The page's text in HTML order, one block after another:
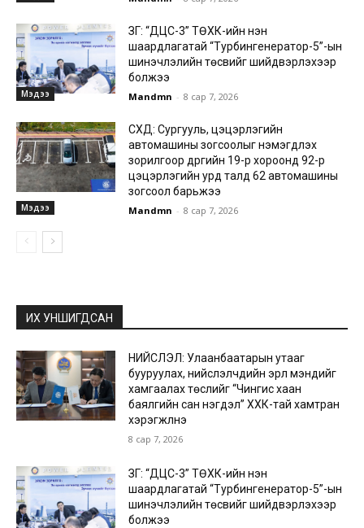
Мэдээ
ЗГ: “ДЦС-3” ТӨХК-ийн нэн
шаардлагатай “Турбингенератор-5”-ын
шинэчлэлийн төсвийг шийдвэрлэхээр
болжээ
Mandmn - 8 сар 7, 2026
Мэдээ
СХД: Сургууль, цэцэрлэгийн
автомашины зогсоолыг нэмэгдүүлэх
зорилгоор дүүргийн 19-р хороонд 92-р
цэцэрлэгийн урд талд 62 автомашины
зогсоол барьжээ
Mandmn - 8 сар 7, 2026
ИХ УНШИГДСАН
НИЙСЛЭЛ: Улаанбаатарын утааг
бууруулах, нийслэлчүүдийн эрүүл мэндийг
хамгаалах төслийг “Чингис хаан
баялгийн сан нэгдэл” ХХК-тай хамтран
хэрэгжүүлнэ
8 сар 7, 2026
ЗГ: “ДЦС-3” ТӨХК-ийн нэн
шаардлагатай “Турбингенератор-5”-ын
шинэчлэлийн төсвийг шийдвэрлэхээр
болжээ